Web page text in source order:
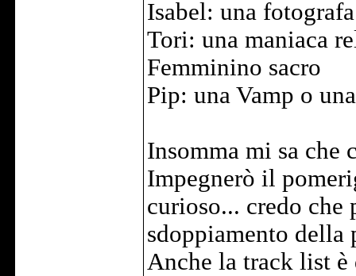
Isabel: una
Tori: una maniaca
Femminino sacro
Pip: una Vamp o
Insomma mi sa che
Impegnerò il
curioso... credo che
sdoppiamento della
Anche la track list